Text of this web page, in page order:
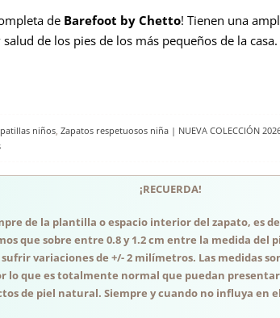
de Barefoot by Chetto! Tienen una
de los pies de los más pequeños de la casa.
niños, Zapatos respetuosos niña | NUEVA COLECCIÓN
¡RECUERDA!
de la plantilla o espacio interior del zapato, es
que sobre entre 0.8 y 1.2 cm entre la medida del
variaciones de +/- 2 milímetros. Las medidas
lo que es totalmente normal que puedan
de piel natural. Siempre y cuando no influya en